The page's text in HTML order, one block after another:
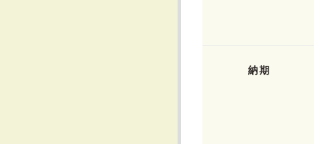
納期